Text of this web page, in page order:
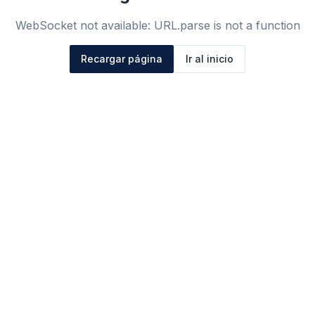
WebSocket not available: URL.parse is not a function
Recargar página Ir al inicio